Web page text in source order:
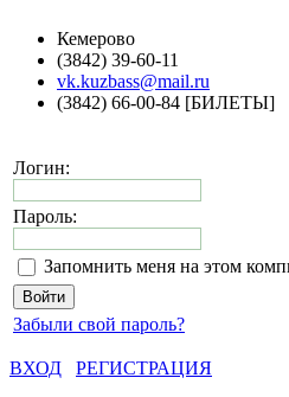
Кемерово
(3842) 39-60-11
vk.kuzbass@mail.ru
(3842) 66-00-84 [БИЛЕТЫ]
Логин:
Пароль:
Запомнить меня на этом
Забыли свой пароль?
ВХОД
РЕГИСТРАЦИЯ